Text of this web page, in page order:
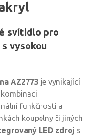
svítidlo pro
vysokou
AZ2773 je vynikající
funkčnosti a
koupelny či jiných
LED zdroj s